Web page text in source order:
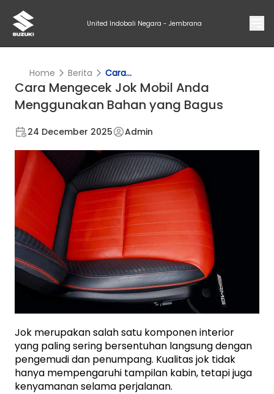
United Indobali Negara - Jembrana
Home Berita Cara...
Cara Mengecek Jok Mobil Anda
Menggunakan Bahan yang Bagus
24 December 2025 Admin
Jok merupakan salah satu komponen interior
yang paling sering bersentuhan langsung dengan
pengemudi dan penumpang. Kualitas jok tidak
hanya mempengaruhi tampilan kabin, tetapi juga
kenyamanan selama perjalanan.